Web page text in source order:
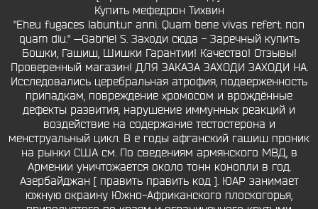
Купить мефедрон Тихвин
"Eheu fugaces labuntur anni. Quam bene vivas refert non
quam diu." —Gabriel S. Заходи сюда - Заречный купить
Бошки, Гашиш, Шишки Гарантии! Качество! Отзывы!
Проверенный магазин! ДЛЯ ЗАКАЗА ЗАХОДИ ЗАХОДИ НА.
Исследовались церебральная атрофия, подверженность
припадкам, повреждение хромосом и врождённые
дефекты развития, нарушение иммунных реакций и
воздействие на содержание тестостерона и
менструальный цикл. В е годы афганский гашиш проник
на рынки США см. По сведениям армянского МВД, в
Армении уничтожается около тонн конопли в год.
Азербайджан [ править править код ]. ЮАР занимает
южную окраину Южно-Африканского плоскогорья,